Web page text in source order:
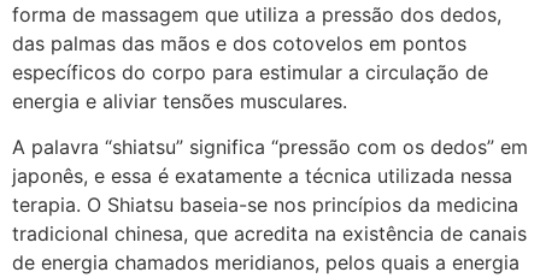
forma de massagem que utiliza a pressão dos dedos,
das palmas das mãos e dos cotovelos em pontos
específicos do corpo para estimular a circulação de
energia e aliviar tensões musculares.
A palavra “shiatsu” significa “pressão com os dedos” em
japonês, e essa é exatamente a técnica utilizada nessa
terapia. O Shiatsu baseia-se nos princípios da medicina
tradicional chinesa, que acredita na existência de canais
de energia chamados meridianos, pelos quais a energia